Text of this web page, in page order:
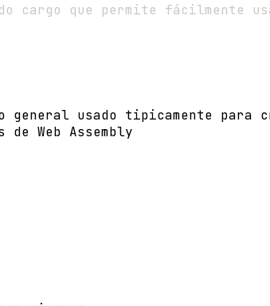
cargo que permite fácilmente
usado tipicamente para
Web Assembly